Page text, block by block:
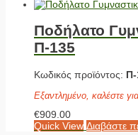
Ποδήλατο
Π-135
Κωδικός προϊόντος: Π-
Εξαντλημένο, καλέστε
€909.00
Quick View Διαβάστε